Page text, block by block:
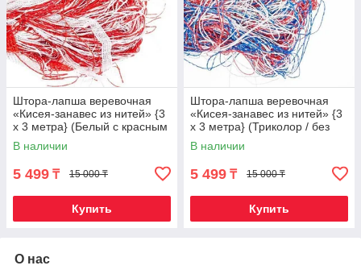
Штора-лапша веревочная
«Кисея-занавес из нитей» {3
x 3 метра} (Белый с красным
/ без декора)
В наличии
5 499 ₸ 15 000 ₸
Купить
Штора-лапша веревочная
«Кисея-занавес из нитей» {3
x 3 метра} (Триколор / без
декора)
В наличии
5 499 ₸ 15 000 ₸
Купить
О нас